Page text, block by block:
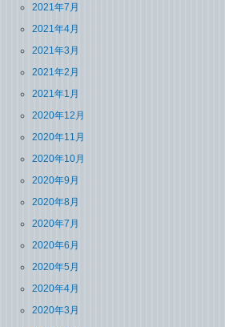
2021年7月
2021年4月
2021年3月
2021年2月
2021年1月
2020年12月
2020年11月
2020年10月
2020年9月
2020年8月
2020年7月
2020年6月
2020年5月
2020年4月
2020年3月